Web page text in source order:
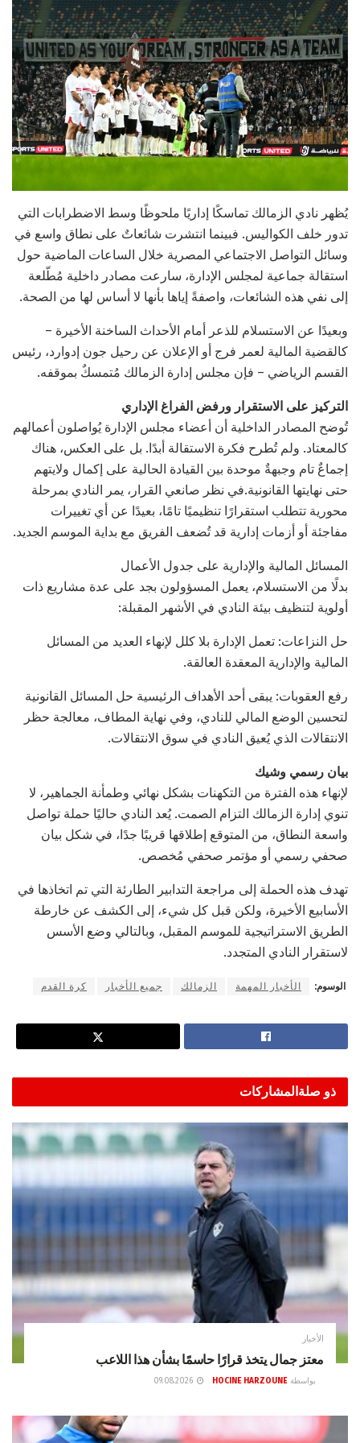
يُظهر نادي الزمالك تماسكًا إداريًا ملحوظًا وسط الاضطرابات التي
تدور خلف الكواليس. فبينما انتشرت شائعاتٌ على نطاق واسع في
وسائل التواصل الاجتماعي المصرية خلال الساعات الماضية حول
استقالة جماعية لمجلس الإدارة، سارعت مصادر داخلية مُطّلعة
إلى نفي هذه الشائعات، واصفةً إياها بأنها لا أساس لها من الصحة.
وبعيدًا عن الاستسلام للذعر أمام الأحداث الساخنة الأخيرة –
كالقضية المالية لعمر فرج أو الإعلان عن رحيل جون إدوارد، رئيس
القسم الرياضي – فإن مجلس إدارة الزمالك مُتمسكٌ بموقفه.
التركيز على الاستقرار ورفض الفراغ الإداري
تُوضح المصادر الداخلية أن أعضاء مجلس الإدارة يُواصلون أعمالهم
كالمعتاد. ولم تُطرح فكرة الاستقالة أبدًا. بل على العكس، هناك
إجماعٌ تام وجبهةٌ موحدة بين القيادة الحالية على إكمال ولايتهم
حتى نهايتها القانونية.في نظر صانعي القرار، يمر النادي بمرحلة
محورية تتطلب استقرارًا تنظيميًا تامًا، بعيدًا عن أي تغييرات
مفاجئة أو أزمات إدارية قد تُضعف الفريق مع بداية الموسم الجديد.
المسائل المالية والإدارية على جدول الأعمال
بدلًا من الاستسلام، يعمل المسؤولون بجد على عدة مشاريع ذات
أولوية لتنظيف بيئة النادي في الأشهر المقبلة:
حل النزاعات: تعمل الإدارة بلا كلل لإنهاء العديد من المسائل
المالية والإدارية المعقدة العالقة.
رفع العقوبات: يبقى أحد الأهداف الرئيسية حل المسائل القانونية
لتحسين الوضع المالي للنادي، وفي نهاية المطاف، معالجة حظر
الانتقالات الذي يُعيق النادي في سوق الانتقالات.
بيان رسمي وشيك
لإنهاء هذه الفترة من التكهنات بشكل نهائي وطمأنة الجماهير، لا
تنوي إدارة الزمالك التزام الصمت. يُعد النادي حاليًا حملة تواصل
واسعة النطاق، من المتوقع إطلاقها قريبًا جدًا، في شكل بيان
صحفي رسمي أو مؤتمر صحفي مُخصص.
تهدف هذه الحملة إلى مراجعة التدابير الطارئة التي تم اتخاذها في
الأسابيع الأخيرة، ولكن قبل كل شيء، إلى الكشف عن خارطة
الطريق الاستراتيجية للموسم المقبل، وبالتالي وضع الأسس
لاستقرار النادي المتجدد.
الوسوم: الأخبار المهمة الزمالك جميع الأخبار كرة القدم
ذو صلةالمشاركات
الأخبار
معتز جمال يتخذ قرارًا حاسمًا بشأن هذا اللاعب
بواسطة HOCINE HARZOUNE